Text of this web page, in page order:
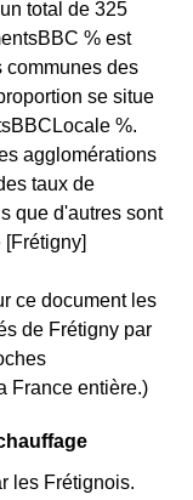
total de 325
% est
communes des
se situe
%.
agglomérations
taux de
que d'autres sont
ce document les
de Frétigny par
France entière.)
les Frétignois.